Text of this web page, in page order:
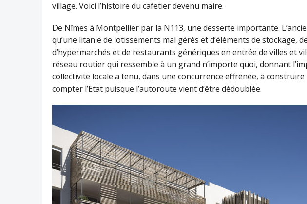
village. Voici l’histoire du cafetier devenu maire.
De Nîmes à Montpellier par la N113, une desserte importante.
qu’une litanie de lotissements mal gérés et d’éléments de stockage,
d’hypermarchés et de restaurants génériques en entrée de villes et
réseau routier qui ressemble à un grand n’importe quoi, donnant
collectivité locale a tenu, dans une concurrence effrénée, à
compter l’Etat puisque l’autoroute vient d’être dédoublée.